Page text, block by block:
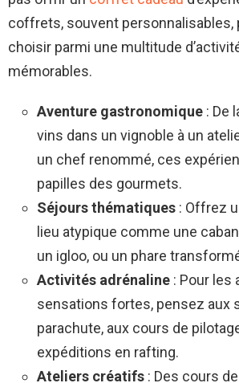
coffrets, souvent personnalisables,
choisir parmi une multitude
mémorables.
Aventure gastronomique : De
vins dans un vignoble à un
un chef renommé, ces
papilles des gourmets.
Séjours thématiques : Offrez
lieu atypique comme une
un igloo, ou un phare
Activités adrénaline : Pour les
sensations fortes, pensez aux
parachute, aux cours de
expéditions en rafting.
Ateliers créatifs : Des cours